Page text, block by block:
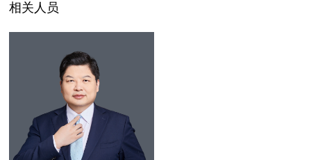
相关人员